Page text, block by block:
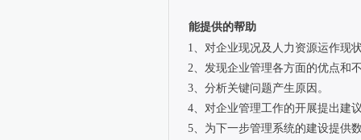
能提供的帮助
1、对企业现况及人力资源运作现
2、发现企业管理各方面的优点和
3、分析关键问题产生原因。
4、对企业管理工作的开展提出建
5、为下一步管理系统的建设提供